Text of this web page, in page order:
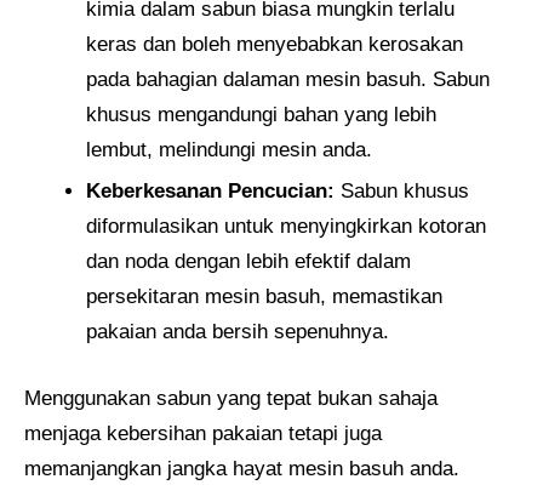
kimia dalam sabun biasa mungkin terlalu
keras dan boleh menyebabkan kerosakan
pada bahagian dalaman mesin basuh. Sabun
khusus mengandungi bahan yang lebih
lembut, melindungi mesin anda.
Keberkesanan Pencucian: Sabun khusus
diformulasikan untuk menyingkirkan kotoran
dan noda dengan lebih efektif dalam
persekitaran mesin basuh, memastikan
pakaian anda bersih sepenuhnya.
Menggunakan sabun yang tepat bukan sahaja
menjaga kebersihan pakaian tetapi juga
memanjangkan jangka hayat mesin basuh anda.